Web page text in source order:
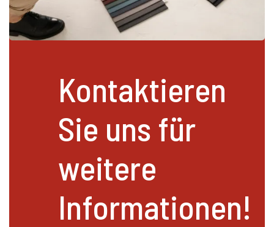
Kontaktieren
Sie uns für
weitere
Informationen!